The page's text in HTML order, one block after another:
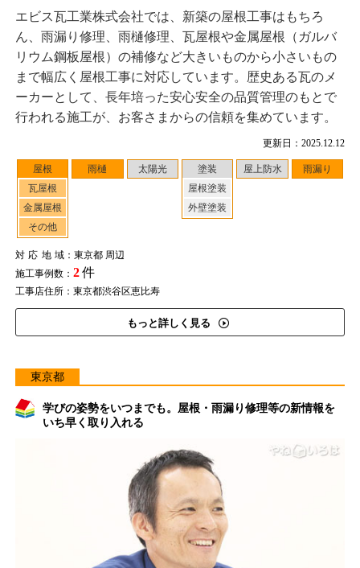
更新日：2025.12.12
屋根
瓦屋根
金属屋根
その他
雨樋 太陽光
塗装
屋根塗装
外壁塗装
屋上防水 雨漏り
対応地域：東京都 周辺
施工事例数： 2件
工事店住所：東京都渋谷区恵比寿
もっと詳しく見る
エビス瓦工業株式会社では、新築の屋根工事はもちろ
ん、雨漏り修理、雨樋修理、瓦屋根や金属屋根（ガルバ
リウム鋼板屋根）の補修など大きいものから小さいもの
まで幅広く屋根工事に対応しています。歴史ある瓦のメ
ーカーとして、長年培った安心安全の品質管理のもとで
行われる施工が、お客さまからの信頼を集めています。
東京都
学びの姿勢をいつまでも。屋根・雨漏り修理等の新情報を
いち早く取り入れる